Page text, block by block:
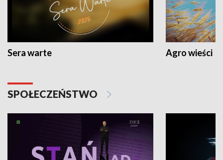
Sera warte Agro wieści
SPOŁECZEŃSTWO